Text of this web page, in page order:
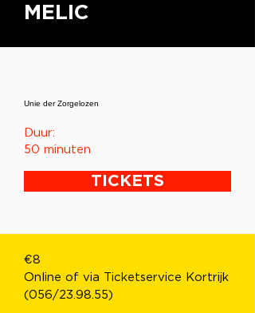
MELIC
Unie der Zorgelozen
Duur:
50 minuten
TICKETS
€8
Online of via Ticketservice Kortrijk
(056/23.98.55)